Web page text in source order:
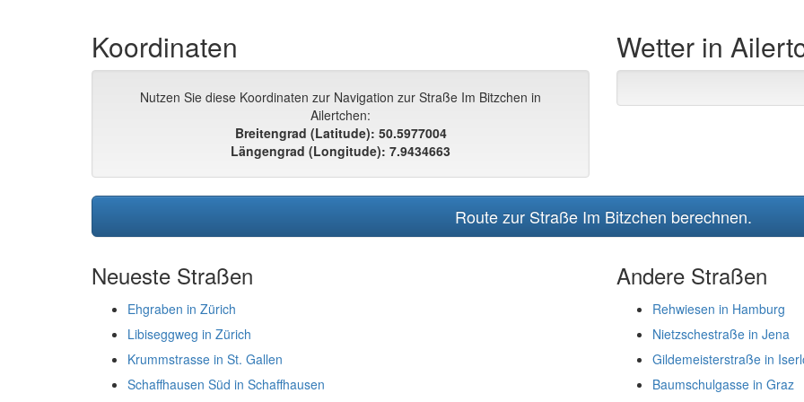
Koordinaten
Nutzen Sie diese Koordinaten zur Navigation zur Straße Im Bitzchen in
Ailertchen:
Breitengrad (Latitude): 50.5977004
Längengrad (Longitude): 7.9434663
Wetter in
Route zur Straße Im Bitzchen berechnen.
Neueste Straßen
Ehgraben in Zürich
Libiseggweg in Zürich
Krummstrasse in St. Gallen
Schaffhausen Süd in Schaffhausen
Andere Straßen
Rehwiesen in Hamburg
Nietzschestraße in Jena
Gildemeisterstraße in
Baumschulgasse in Graz